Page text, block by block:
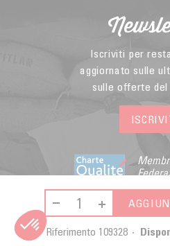
Riferimento 109328
Iscriviti per
aggiornato sulle
sulle offerte del
© 2026 -